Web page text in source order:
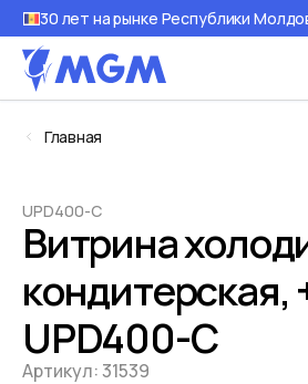
30 лет на рынке Республики
Главная
UPD400-C
Витрина
кондитерская,
UPD400-C
Артикул:31539